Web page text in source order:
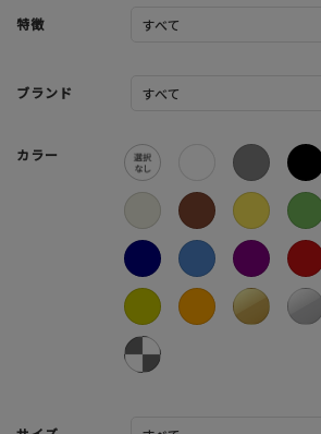
特徴
ブランド
カラー